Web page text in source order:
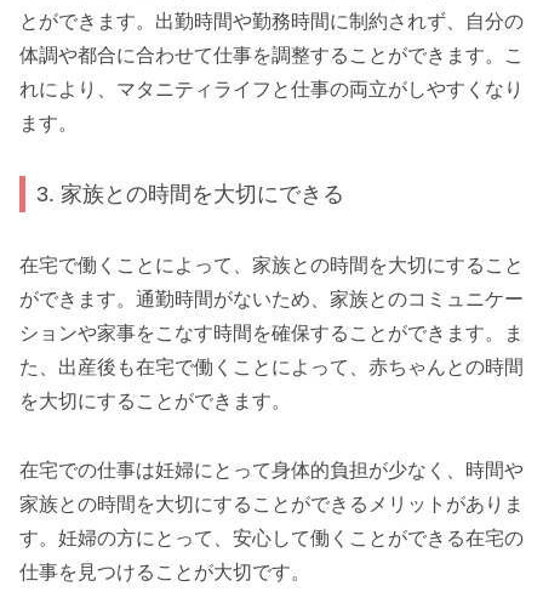
とができます。出勤時間や勤務時間に制約されず、自分の
体調や都合に合わせて仕事を調整することができます。こ
れにより、マタニティライフと仕事の両立がしやすくなり
ます。
3. 家族との時間を大切にできる
在宅で働くことによって、家族との時間を大切にすること
ができます。通勤時間がないため、家族とのコミュニケー
ションや家事をこなす時間を確保することができます。ま
た、出産後も在宅で働くことによって、赤ちゃんとの時間
を大切にすることができます。
在宅での仕事は妊婦にとって身体的負担が少なく、時間や
家族との時間を大切にすることができるメリットがありま
す。妊婦の方にとって、安心して働くことができる在宅の
仕事を見つけることが大切です。